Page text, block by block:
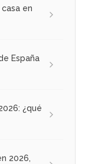
en
España
¿qué
2026,